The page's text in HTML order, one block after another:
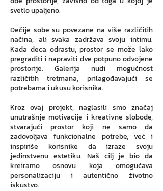
svetlo upaljeno.
Dečije sobe su povezane na više različitih
načina, ali svaka zadržava svoju intimu.
Kada deca odrastu, prostor se može lako
pregraditi i napraviti dve potpuno odvojene
prostorije. Galerija nudi mogućnost
različitih tretmana, prilagođavajući se
potrebama i ukusu korisnika.
Kroz ovaj projekt, naglasili smo značaj
unutrašnje motivacije i kreativne slobode,
stvarajući prostor koji ne samo da
zadovoljava funkcionalne potrebe, već i
inspiriše korisnike da izraze svoju
jedinstvenu estetiku. Naš cilj je bio da
kreiramo osnovu koja omogućava
personalizaciju i autentično životno
iskustvo.